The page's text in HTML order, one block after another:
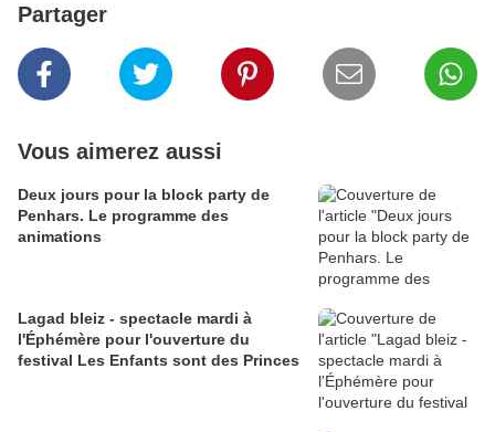
Partager
Vous aimerez aussi
Deux jours pour la block party de
Penhars. Le programme des
animations
Lagad bleiz - spectacle mardi à
l'Éphémère pour l'ouverture du
festival Les Enfants sont des Princes